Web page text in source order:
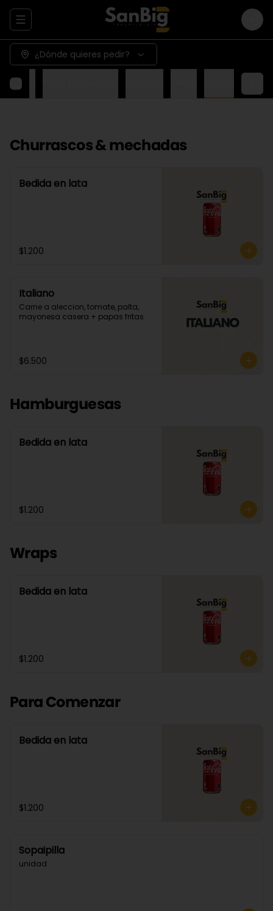
Abrir menu de navegación Login
¿Dónde quieres pedir?
Wraps
Churrascos & mechadas
Bedida en lata
$1.200
Italiano
Carne a aleccion, tomate, palta,
mayonesa casera + papas fritas
$6.500
Hamburguesas
Bedida en lata
$1.200
Wraps
Bedida en lata
$1.200
Para Comenzar
Bedida en lata
$1.200
Sopaipilla
unidad